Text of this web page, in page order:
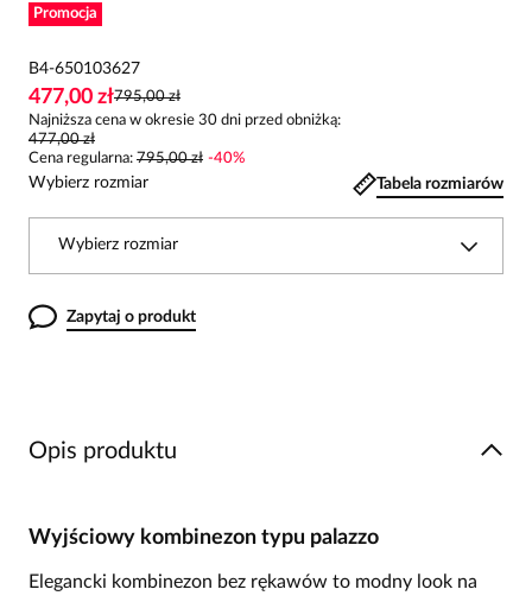
Promocja
B4-650103627
477,00 zł795,00 zł
Najniższa cena w okresie 30 dni przed obniżką:
477,00 zł
Cena regularna: 795,00 zł -40%
Wybierz rozmiar Tabela rozmiarów
Wybierz rozmiar
Zapytaj o produkt
Opis produktu
Wyjściowy kombinezon typu palazzo
Elegancki kombinezon bez rękawów to modny look na